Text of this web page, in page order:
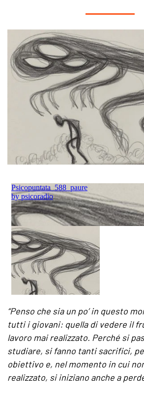
“Penso che sia un po’ in questo
tutti i giovani: quella di vedere il
lavoro mai realizzato. Perché si
studiare, si fanno tanti sacrifici,
obiettivo e, nel momento in cui
realizzato, si iniziano anche a